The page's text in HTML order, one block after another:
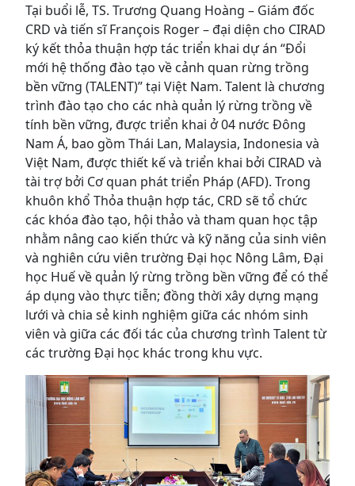
Tại buổi lễ, TS. Trương Quang Hoàng – Giám đốc
CRD và tiến sĩ François Roger – đại diện cho CIRAD
ký kết thỏa thuận hợp tác triển khai dự án “Đổi
mới hệ thống đào tạo về cảnh quan rừng trồng
bền vững (TALENT)” tại Việt Nam. Talent là chương
trình đào tạo cho các nhà quản lý rừng trồng về
tính bền vững, được triển khai ở 04 nước Đông
Nam Á, bao gồm Thái Lan, Malaysia, Indonesia và
Việt Nam, được thiết kế và triển khai bởi CIRAD và
tài trợ bởi Cơ quan phát triển Pháp (AFD). Trong
khuôn khổ Thỏa thuận hợp tác, CRD sẽ tổ chức
các khóa đào tạo, hội thảo và tham quan học tập
nhằm nâng cao kiến thức và kỹ năng của sinh viên
và nghiên cứu viên trường Đại học Nông Lâm, Đại
học Huế về quản lý rừng trồng bền vững để có thể
áp dụng vào thực tiễn; đồng thời xây dựng mạng
lưới và chia sẻ kinh nghiệm giữa các nhóm sinh
viên và giữa các đối tác của chương trình Talent từ
các trường Đại học khác trong khu vực.